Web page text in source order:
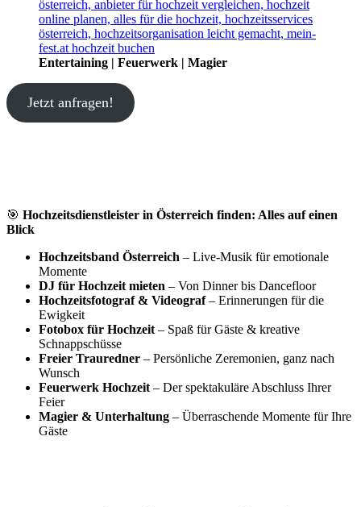
Entertaining | Feuerwerk | Magier
Jetzt anfragen!
🎯 Hochzeitsdienstleister in Österreich finden: Alles auf einen
Blick
Hochzeitsband Österreich – Live-Musik für emotionale
Momente
DJ für Hochzeit mieten – Von Dinner bis Dancefloor
Hochzeitsfotograf & Videograf– Erinnerungen für die
Ewigkeit
Fotobox für Hochzeit – Spaß für Gäste & kreative
Schnappschüsse
Freier Trauredner – Persönliche Zeremonien, ganz nach
Wunsch
Feuerwerk Hochzeit – Der spektakuläre Abschluss Ihrer
Feier
Magier & Unterhaltung – Überraschende Momente für Ihre
Gäste